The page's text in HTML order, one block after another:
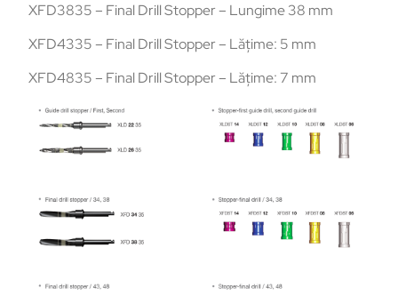
XFD3835 – Final Drill Stopper – Lungime 38 mm
XFD4335 – Final Drill Stopper – Lățime: 5 mm
XFD4835 – Final Drill Stopper – Lățime: 7 mm